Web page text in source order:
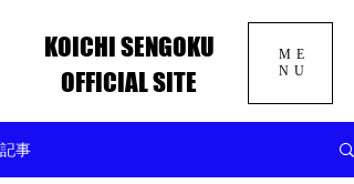
ME
NU
KOICHI SENGOKU
OFFICIAL SITE
記事